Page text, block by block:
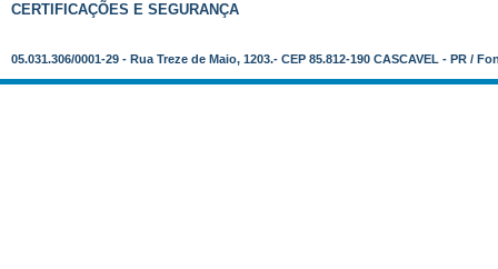
CERTIFICAÇÕES E SEGURANÇA
05.031.306/0001-29 - Rua Treze de Maio, 1203.- CEP 85.812-190 CASCAVEL - PR /